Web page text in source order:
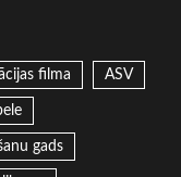
filma ASV
gads